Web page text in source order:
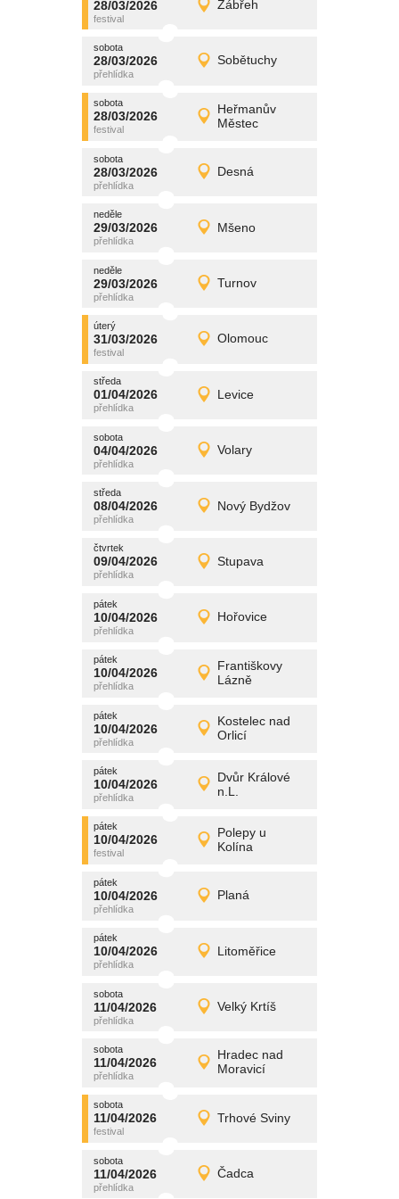
28/03/2026 Zábřeh
sobota
28/03/2026 Detail
sobota
28/03/2026 Sobětuchy
sobota
28/03/2026 Detail
promítání
sobota
28/03/2026
Heřmanův
Městec
sobota
28/03/2026 Detail
promítání
sobota
28/03/2026 Desná
sobota
28/03/2026 Detail
promítání
neděle
29/03/2026 Mšeno
neděle
29/03/2026 Detail
promítání
neděle
29/03/2026 Turnov
neděle
29/03/2026 Detail
promítání
úterý
31/03/2026 Olomouc
úterý
31/03/2026 Detail
promítání
středa
01/04/2026 Levice
středa
01/04/2026 Detail
promítání
sobota
04/04/2026 Volary
sobota
04/04/2026 Detail
promítání
středa
08/04/2026 Nový Bydžov
středa
08/04/2026 Detail
promítání
čtvrtek
09/04/2026 Stupava
čtvrtek
09/04/2026 Detail
promítání
pátek
10/04/2026 Hořovice
pátek
10/04/2026 Detail
promítání
pátek
10/04/2026
Františkovy
Lázně
pátek
10/04/2026 Detail
promítání
pátek
10/04/2026
Kostelec nad
Orlicí
pátek
10/04/2026 Detail
promítání
pátek
10/04/2026
Dvůr Králové
n.L.
pátek
10/04/2026 Detail
promítání
pátek
10/04/2026
Polepy u
Kolína
pátek
10/04/2026 Detail
promítání
pátek
10/04/2026 Planá
pátek
10/04/2026 Detail
promítání
pátek
10/04/2026 Litoměřice
pátek
10/04/2026 Detail
promítání
sobota
11/04/2026 Velký Krtíš
sobota
11/04/2026 Detail
promítání
sobota
11/04/2026
Hradec nad
Moravicí
sobota
11/04/2026 Detail
promítání
sobota
11/04/2026 Trhové Sviny
sobota
11/04/2026 Detail
promítání
sobota
11/04/2026 Čadca
sobota
11/04/2026 Detail
promítání